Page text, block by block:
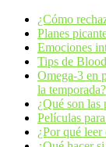
¿Cómo
Planes
Emociones
Tips de
Omega-3 en
la temporada?
¿Qué son las
Películas
¿Por qué